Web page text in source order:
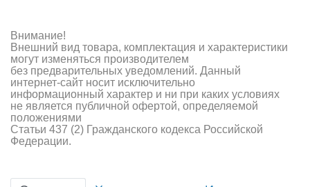
Зарядные устройства и блоки питания
Двигатели
Технические жидкости
Инструмент,измерительные приборы,расходники
Внимание!
Внешний вид товара, комплектация и характеристики
могут изменяться производителем
без предварительных уведомлений. Данный
интернет-сайт носит исключительно
информационный характер и ни при каких условиях
не является публичной офертой, определяемой
положениями
Статьи 437 (2) Гражданского кодекса Российской
Федерации.